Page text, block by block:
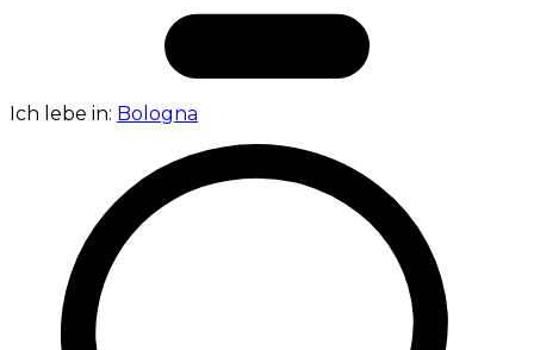
Ich lebe in: Bologna